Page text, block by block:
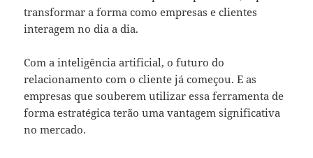
transformar a forma como empresas e clientes
interagem no dia a dia.
Com a inteligência artificial, o futuro do
relacionamento com o cliente já começou. E as
empresas que souberem utilizar essa ferramenta de
forma estratégica terão uma vantagem significativa
no mercado.